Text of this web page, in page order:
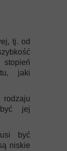
tj. od
jaki
być jej
być
niskie